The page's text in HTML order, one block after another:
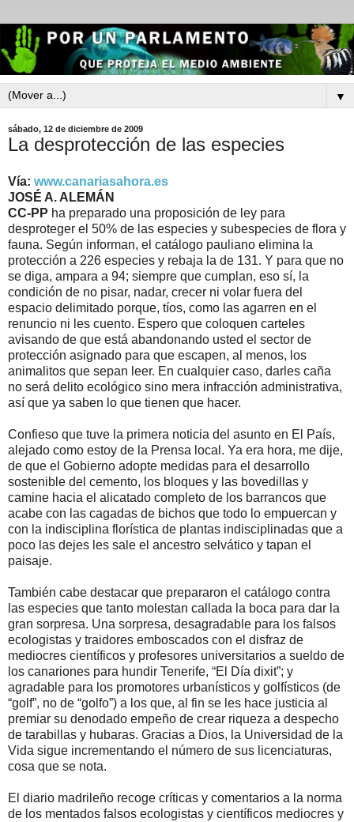
▼
sábado, 12 de diciembre de 2009
La desprotección de las especies
Vía: www.canariasahora.es
JOSÉ A. ALEMÁN
CC-PP ha preparado una proposición de ley para
desproteger el 50% de las especies y subespecies de flora y
fauna. Según informan, el catálogo pauliano elimina la
protección a 226 especies y rebaja la de 131. Y para que no
se diga, ampara a 94; siempre que cumplan, eso sí, la
condición de no pisar, nadar, crecer ni volar fuera del
espacio delimitado porque, tíos, como las agarren en el
renuncio ni les cuento. Espero que coloquen carteles
avisando de que está abandonando usted el sector de
protección asignado para que escapen, al menos, los
animalitos que sepan leer. En cualquier caso, darles caña
no será delito ecológico sino mera infracción administrativa,
así que ya saben lo que tienen que hacer.
Confieso que tuve la primera noticia del asunto en El País,
alejado como estoy de la Prensa local. Ya era hora, me dije,
de que el Gobierno adopte medidas para el desarrollo
sostenible del cemento, los bloques y las bovedillas y
camine hacia el alicatado completo de los barrancos que
acabe con las cagadas de bichos que todo lo empuercan y
con la indisciplina florística de plantas indisciplinadas que a
poco las dejes les sale el ancestro selvático y tapan el
paisaje.
También cabe destacar que prepararon el catálogo contra
las especies que tanto molestan callada la boca para dar la
gran sorpresa. Una sorpresa, desagradable para los falsos
ecologistas y traidores emboscados con el disfraz de
mediocres científicos y profesores universitarios a sueldo de
los canariones para hundir Tenerife, “El Día dixit”; y
agradable para los promotores urbanísticos y golfísticos (de
“golf”, no de “golfo”) a los que, al fin se les hace justicia al
premiar su denodado empeño de crear riqueza a despecho
de tarabillas y hubaras. Gracias a Dios, la Universidad de la
Vida sigue incrementando el número de sus licenciaturas,
cosa que se nota.
El diario madrileño recoge críticas y comentarios a la norma
de los mentados falsos ecologistas y científicos mediocres y